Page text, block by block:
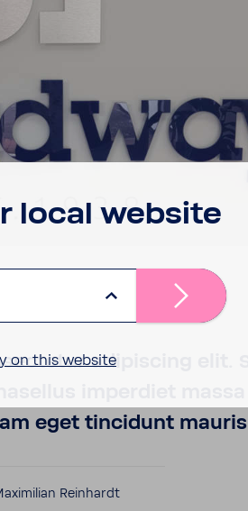
adipiscing elit.
imper­diet
eget tincidunt
Rein­hardt
local website
on this website